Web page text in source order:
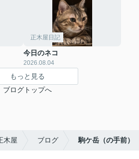
正木屋日記
今日のネコ
2026.08.04
もっと見る
ブログトップへ
木屋 ブログ 駒ケ岳（の手前）